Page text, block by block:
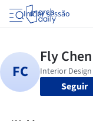
Iniciar sessão
Seguir